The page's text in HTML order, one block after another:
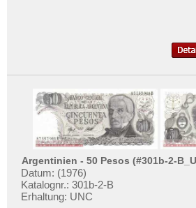
Argentinien - 50 Pesos (#301b-2-
Datum: (1976)
Katalognr.: 301b-2-B
Erhaltung: UNC